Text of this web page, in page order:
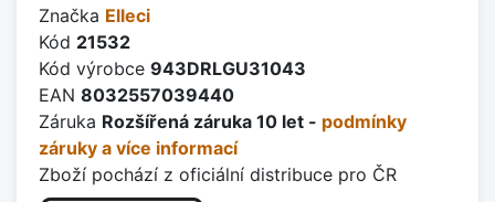
Značka Elleci
Kód 21532
Kód výrobce 943DRLGU31043
EAN 8032557039440
Záruka Rozšířená záruka 10 let - podmínky
záruky a více informací
Zboží pochází z oficiální distribuce pro ČR